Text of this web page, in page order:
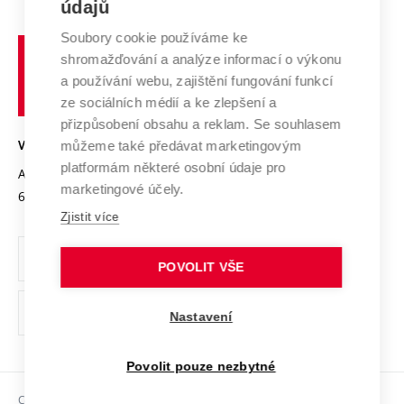
Systém zajišťování kvality výzkumu
Výzkumné infrastruktury
Transfer znalostí
Open Science
Projekty
Projekty ze strukturálních fondů
Specifický výzkum
Zahraniční spolupráce
Spolupráce se školami
Služby univerzity
Mezinárodní dohody
Univerzitní sítě
Profil univerzity
Udržitelná univerzita
Podnikavá univerzita / ContriBUTe
Bezpečná univerzita
Vyznamenání
Organizační struktura
Ochrana osobních údajů
odkaz)
učení
technické
VYSOKÉ UČENÍ TECHNICKÉ V BRNĚ
Antonínská 548/1
602 00 Brno
www.vut.cz
vut@vutbr.cz
Copyright © 2026 VUT
údajů
Soubory cookie používáme ke
shromažďování a analýze informací o výkonu
a používání webu, zajištění fungování funkcí
ze sociálních médií a ke zlepšení a
přizpůsobení obsahu a reklam. Se souhlasem
můžeme také předávat marketingovým
platformám některé osobní údaje pro
marketingové účely.
Zjistit více
POVOLIT VŠE
Nastavení
Povolit pouze nezbytné